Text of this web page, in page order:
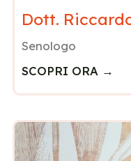
Dott.
Senologo
SCOPRI ORA →